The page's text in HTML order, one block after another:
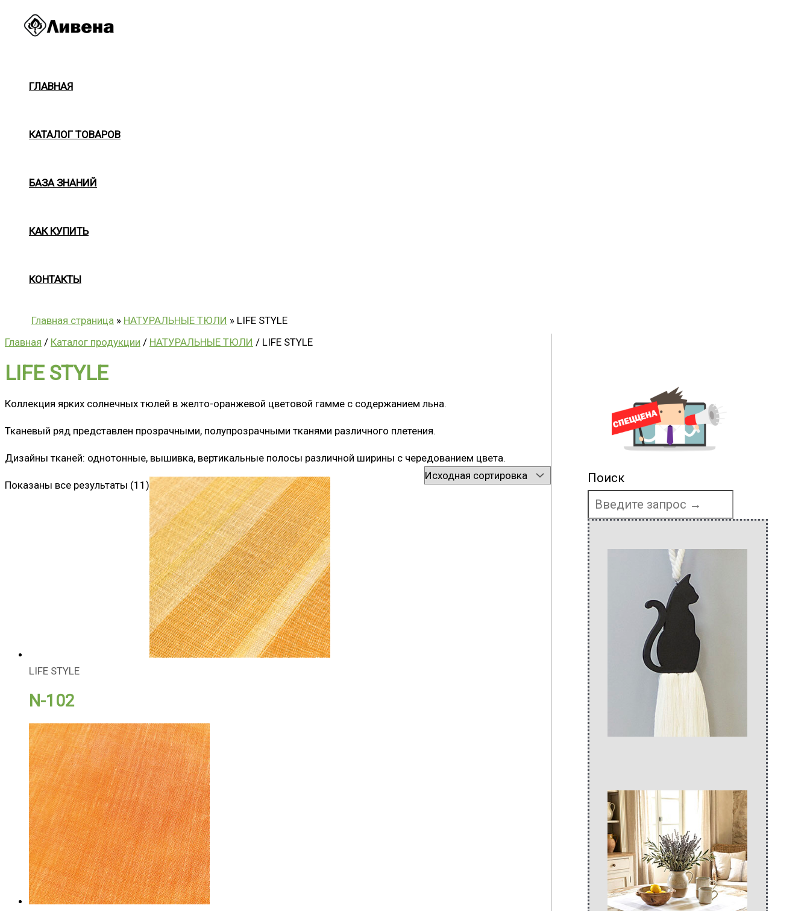
Перейти
ГЛАВНАЯ
КАТАЛОГ ТОВАРОВ
БАЗА ЗНАНИЙ
КАК КУПИТЬ
КОНТАКТЫ
Главная страница » НАТУРАЛЬНЫЕ ТЮЛИ » LIFE STYLE
Главная / Каталог продукции / НАТУРАЛЬНЫЕ ТЮЛИ / LIFE STYLE
LIFE STYLE
Коллекция ярких солнечных тюлей в желто-оранжевой цветовой гамме с содержанием льна.
Тканевый ряд представлен прозрачными, полупрозрачными тканями различного плетения.
Дизайны тканей: однотонные, вышивка, вертикальные полосы различной ширины с чередованием цвета.
Показаны все результаты (11)
LIFE STYLE
N-102
Поиск